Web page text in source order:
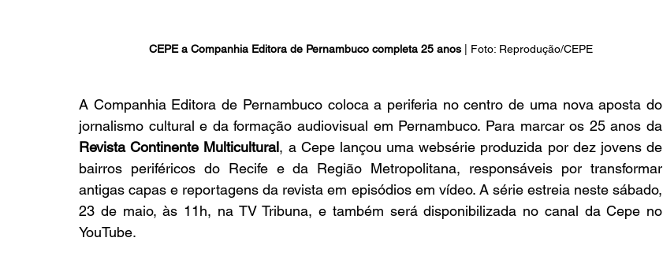
CEPE a Companhia Editora de Pernambuco completa 25 anos | Foto: Reprodução/CEPE
A Companhia Editora de Pernambuco coloca a periferia no centro de uma nova aposta do
Revista Continente Multicultural, a Cepe lançou uma websérie produzida por dez jovens de
bairros periféricos do Recife e da Região Metropolitana, responsáveis por transformar
antigas capas e reportagens da revista em episódios em vídeo. A série estreia neste sábado,
23 de maio, às 11h, na TV Tribuna, e também será disponibilizada no canal da Cepe no
YouTube.